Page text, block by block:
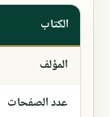
الكتاب
المؤلف
عدد الصفحات